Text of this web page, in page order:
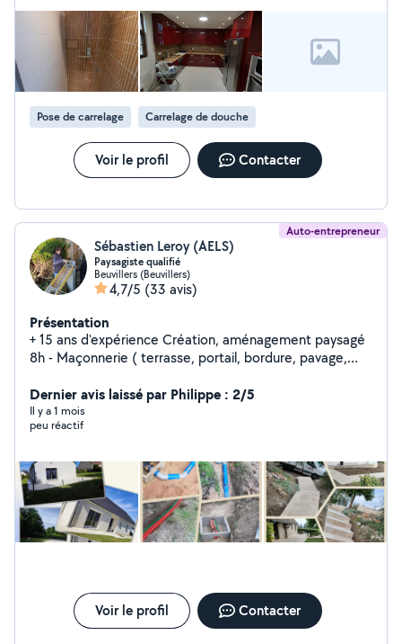
Pose de carrelage Carrelage de douche
Voir le profil Contacter
Auto-entrepreneur
Sébastien Leroy (AELS)
Paysagiste qualifié
Beuvillers (Beuvillers)
4,7/5 (33 avis)
Présentation
+ 15 ans d'expérience Création, aménagement paysagé
8h - Maçonnerie ( terrasse, portail, bordure, pavage,
talutage, bassin, tranché...) - Aménagement ( allée,
massif, enrochement, clôture, terrain de pétanque...) -
Entretien ( tonte, débrousaillage, broyage...) +
Tout types de bricolage N'hésitez pas pour quelconques
questions. Avec grand plaisir pour vous conseiller.
Cordialement Sébastien
Dernier avis laissé par Philippe : 2/5
Il y a 1 mois
peu réactif
Voir le profil Contacter